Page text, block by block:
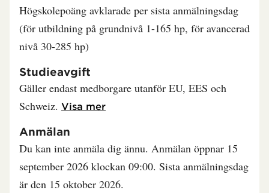
Högskolepoäng avklarade per sista anmälningsdag
(för utbildning på grundnivå 1-165 hp, för avancerad
nivå 30-285 hp)
Studieavgift
Gäller endast medborgare utanför EU, EES och
Schweiz. Visa merLäs mer om Studieavgift
Anmälan
Du kan inte anmäla dig ännu. Anmälan öppnar 15
september 2026 klockan 09:00. Sista anmälningsdag
är den 15 oktober 2026.